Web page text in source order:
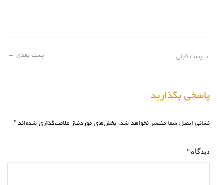
→ پست قبلی پست بعدی ←
پاسخی بگذارید
نشانی ایمیل شما منتشر نخواهد شد. بخش‌های موردنیاز علامت‌گذاری شده‌اند *
دیدگاه *